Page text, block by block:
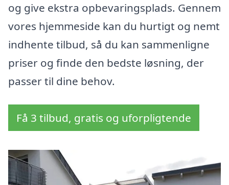
og give ekstra opbevaringsplads. Gennem
vores hjemmeside kan du hurtigt og nemt
indhente tilbud, så du kan sammenligne
priser og finde den bedste løsning, der
passer til dine behov.
Få 3 tilbud, gratis og uforpligtende